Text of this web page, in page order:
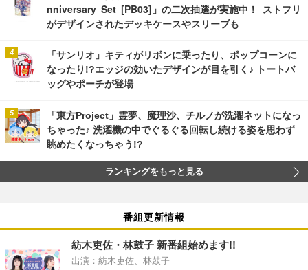
nniversary Set [PB03]」の二次抽選が実施中！ ストフリ
がデザインされたデッキケースやスリーブも
「サンリオ」キティがリボンに乗ったり、ポップコーンに
なったり!?エッジの効いたデザインが目を引く♪ トートバ
ッグやポーチが登場
「東方Project」霊夢、魔理沙、チルノが洗濯ネットになっ
ちゃった♪ 洗濯機の中でぐるぐる回転し続ける姿を思わず
眺めたくなっちゃう!?
ランキングをもっと見る
番組更新情報
紡木吏佐・林鼓子 新番組始めます!!
出演：紡木吏佐、林鼓子